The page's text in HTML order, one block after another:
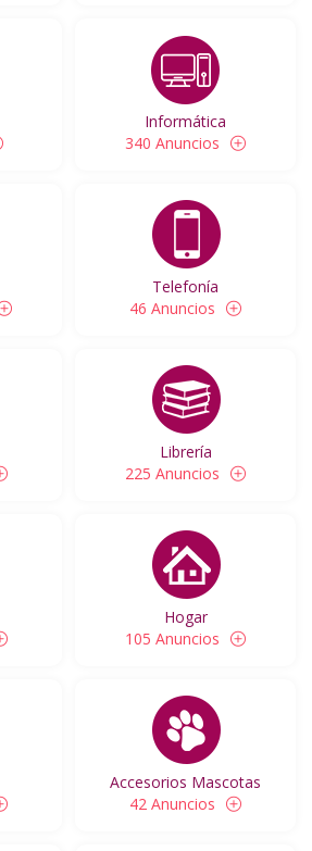
Informática
340 Anuncios
Telefonía
46 Anuncios
Librería
225 Anuncios
Hogar
105 Anuncios
Accesorios Mascotas
42 Anuncios